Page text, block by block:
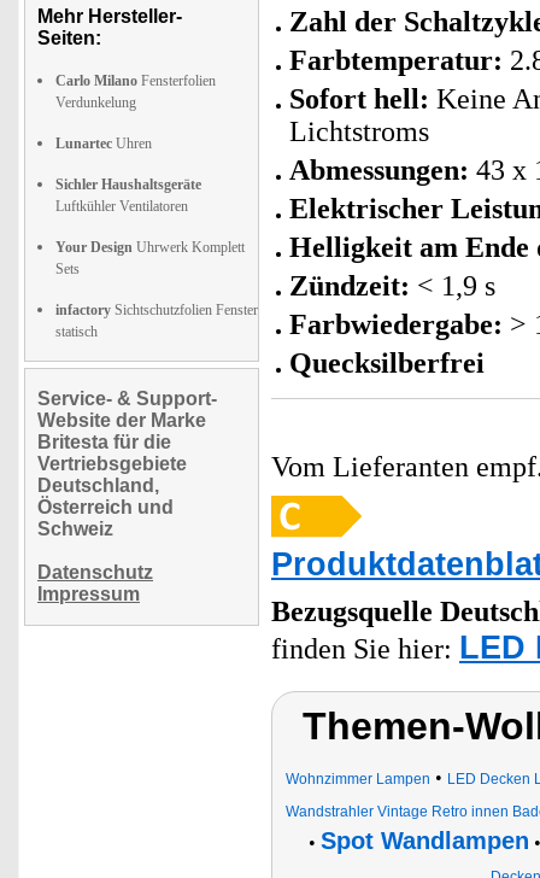
Mehr Hersteller-
Seiten:
Carlo Milano Fensterfolien
Verdunkelung
Lunartec Uhren
Sichler Haushaltsgeräte
Luftkühler Ventilatoren
Your Design Uhrwerk Komplett
Sets
infactory Sichtschutzfolien Fenster
statisch
Service- & Support-
Website der Marke
Britesta für die
Vertriebsgebiete
Deutschland,
Österreich und
Schweiz
Datenschutz
Impressum
Zahl der
Farbtemperatur:
Sofort hell: Keine
Lichtstroms
Abmessungen: 43 x
Elektrischer
Helligkeit am Ende
Zündzeit: < 1,9 s
Farbwiedergabe: >
Quecksilberfrei
Vom Lieferanten
Bezugsquelle
finden Sie hier: LED
Themen-
Wohnzimmer Lampen • LED Decken
Wandstrahler Vintage Retro innen
• Spot Wandlampen